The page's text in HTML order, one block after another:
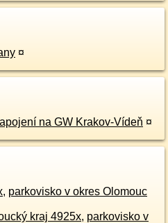
¤
na GW Krakov-Vídeň ¤
, parkovisko v okres Olomouc
kraj 4925x, parkovisko v